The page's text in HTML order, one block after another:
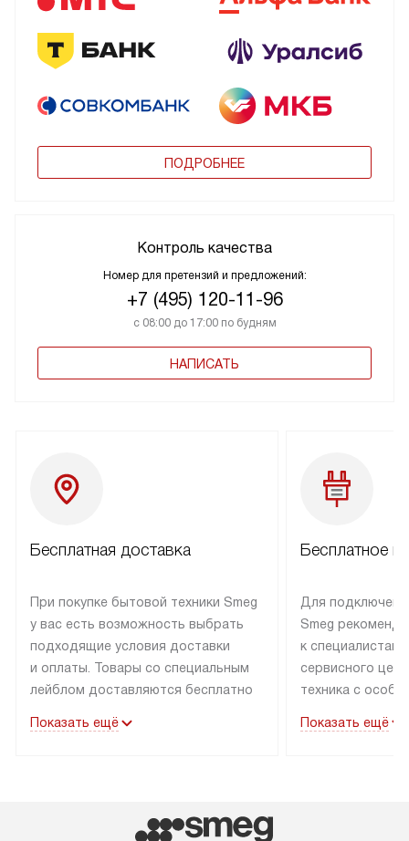
ПОДРОБНЕЕ
Контроль качества
Номер для претензий и предложений:
+7 (495) 120-11-96
с 08:00 до 17:00 по будням
НАПИСАТЬ
Бесплатная доставка
При покупке бытовой техники Smeg
у вас есть возможность выбрать
подходящие условия доставки
и оплаты. Товары со специальным
лейблом доставляются бесплатно
до подъезда. Доставка за пределы
быть отправлен покупателю
Показать ещё
Бесплатное
Для
Smeg
к специалистам
сервисного
техника с
коммуникациям.
Показать ещё